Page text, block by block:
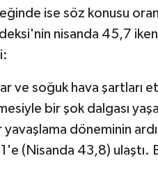
ise söz konusu
nisanda 45,7
ve soğuk hava şartları
bir şok dalgası
döneminin
(Nisanda 43,8) ulaştı.